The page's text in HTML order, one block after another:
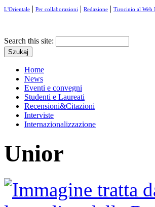
L'Orientale | Per collaborazioni | Redazione | Tirocinio al Web
Search this site:
Home
News
Eventi e convegni
Studenti e Laureati
Recensioni&Citazioni
Interviste
Internazionalizzazione
Unior